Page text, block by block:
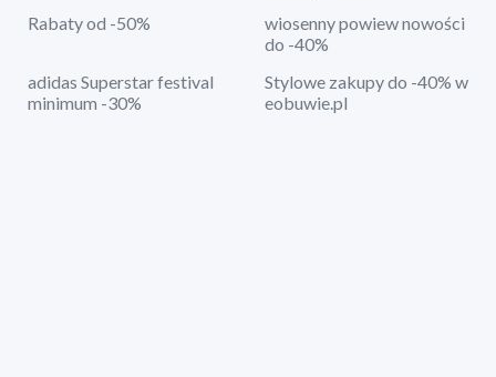
Rabaty od -50%
wiosenny powiew nowości
do -40%
adidas Superstar festival
minimum -30%
Stylowe zakupy do -40% w
eobuwie.pl